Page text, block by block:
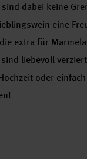
dabei keine
eine
extra für
liebevoll
oder